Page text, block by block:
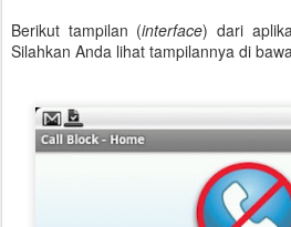
Berikut tampilan (interface) dari
Silahkan Anda lihat tampilannya di